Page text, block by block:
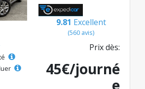
9.81 Excellent
(560 avis)
Prix dès:
45€/journé
e